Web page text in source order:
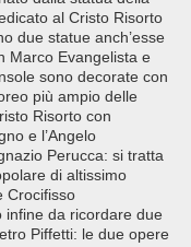
al Cristo Risorto
due statue anch’esse
Marco Evangelista e
sono decorate con
più ampio delle
Risorto con
e l’Angelo
Perucca: si tratta
di altissimo
Crocifisso
infine da ricordare due
Piffetti: le due opere